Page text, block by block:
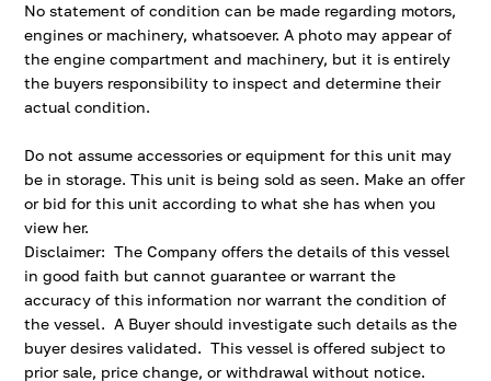
No statement of condition can be made regarding motors,
engines or machinery, whatsoever. A photo may appear of
the engine compartment and machinery, but it is entirely
the buyers responsibility to inspect and determine their
actual condition.
Do not assume accessories or equipment for this unit may
be in storage. This unit is being sold as seen. Make an offer
or bid for this unit according to what she has when you
view her.
Disclaimer: The Company offers the details of this vessel
in good faith but cannot guarantee or warrant the
accuracy of this information nor warrant the condition of
the vessel. A Buyer should investigate such details as the
buyer desires validated. This vessel is offered subject to
prior sale, price change, or withdrawal without notice.